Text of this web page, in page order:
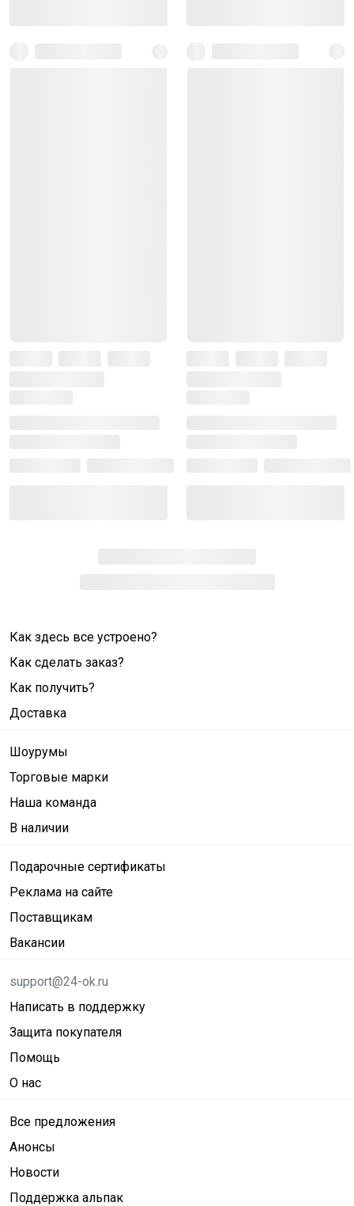
Как здесь все устроено?
Как сделать заказ?
Как получить?
Доставка
Шоурумы
Торговые марки
Наша команда
В наличии
Подарочные сертификаты
Реклама на сайте
Поставщикам
Вакансии
support@24-ok.ru
Написать в поддержку
Защита покупателя
Помощь
О нас
Все предложения
Анонсы
Новости
Поддержка альпак